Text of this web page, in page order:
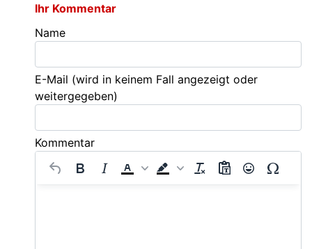
Ihr Kommentar
Name
E-Mail (wird in keinem Fall angezeigt oder
weitergegeben)
Kommentar